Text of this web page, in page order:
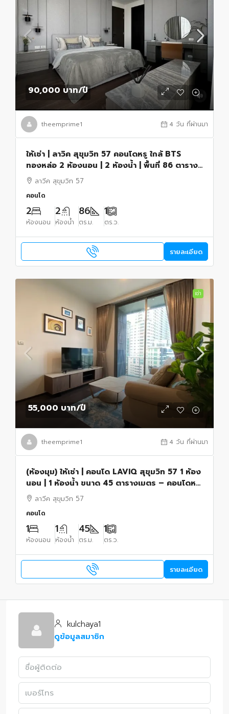
90,000 บาท/ปี
theemprime1 4 วัน ที่ผ่านมา
ให้เช่า | ลาวิค สุขุมวิท 57 คอนโดหรู ใกล้ BTS
ทองหล่อ 2 ห้องนอน | 2 ห้องน้ำ | พื้นที่ 86 ตาราง
เมตรลาวีค สุขุมวิท 57
คอนโด
2
ห้องนอน
2
ห้องน้ำ
86
ตร.ม.
1
ตร.ว.
รายละเอียด
เช่า
55,000 บาท/ปี
theemprime1 4 วัน ที่ผ่านมา
(ห้องมุม) ให้เช่า | คอนโด LAVIQ สุขุมวิท 57 1 ห้อง
นอน | 1 ห้องน้ำ ขนาด 45 ตารางเมตร – คอนโดหรู
ใกล้รถไฟฟ้า BTS ทองหล่อ
ลาวีค สุขุมวิท 57
คอนโด
1
ห้องนอน
1
ห้องน้ำ
45
ตร.ม.
1
ตร.ว.
รายละเอียด
kulchaya1
ดูข้อมูลสมาชิก